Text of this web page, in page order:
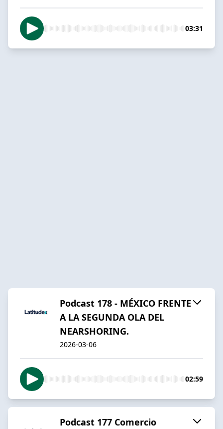
03:31
Podcast 178 - MÉXICO FRENTE
A LA SEGUNDA OLA DEL
NEARSHORING.
2026-03-06
02:59
Podcast 177 Comercio